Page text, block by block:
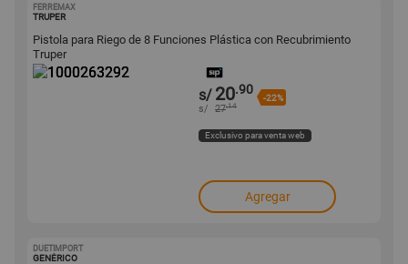
FERREMAX
TRUPER
Pistola para Riego de 8 Funciones Plástica con Recubrimiento
Truper
s/ 20.90
-22%
s/ 27.14
Exclusivo para venta web
Agregar
DUETIMPORT
GENÉRICO